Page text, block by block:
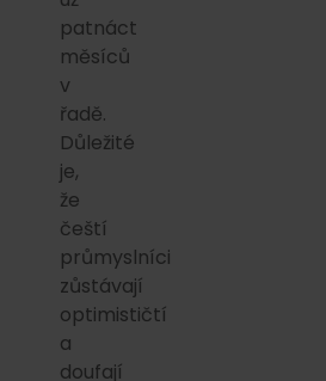
patnáct
měsíců
v
řadě.
Důležité
je,
že
čeští
průmyslníci
zůstávají
optimističtí
a
doufají